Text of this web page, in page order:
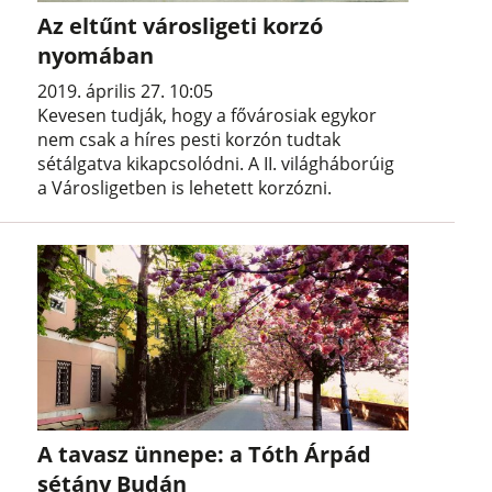
Az eltűnt városligeti korzó
nyomában
2019. április 27. 10:05
Kevesen tudják, hogy a fővárosiak egykor
nem csak a híres pesti korzón tudtak
sétálgatva kikapcsolódni. A II. világháborúig
a Városligetben is lehetett korzózni.
A tavasz ünnepe: a Tóth Árpád
sétány Budán